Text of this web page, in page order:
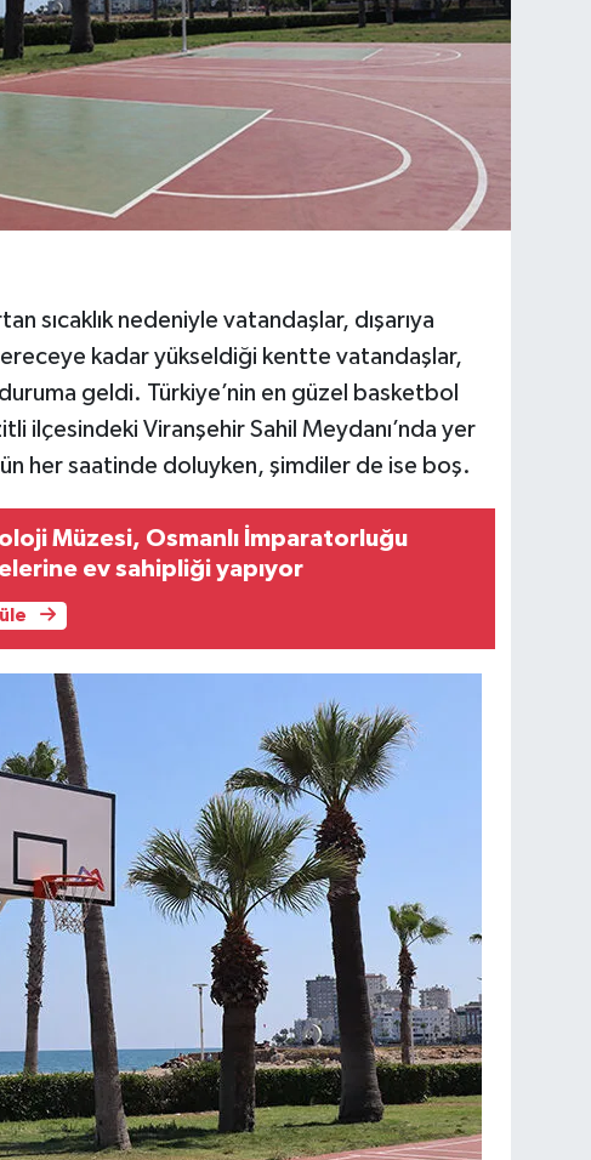
sıcaklık nedeniyle vatandaşlar, dışarıya
kadar yükseldiği kentte vatandaşlar,
geldi. Türkiye’nin en güzel basketbol
ilçesindeki Viranşehir Sahil Meydanı’nda yer
her saatinde doluyken, şimdiler de ise boş.
Müzesi, Osmanlı İmparatorluğu
ev sahipliği yapıyor